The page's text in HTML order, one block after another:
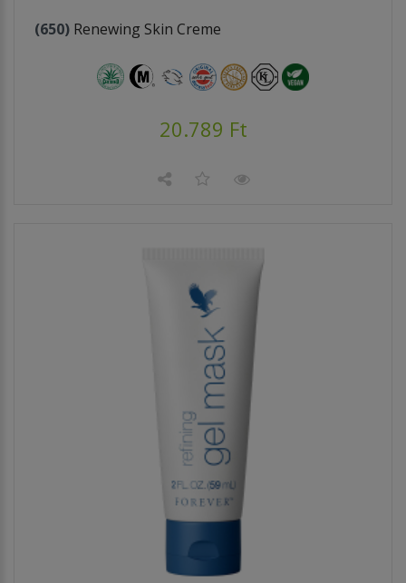
(650) Renewing Skin Creme
20.789 Ft